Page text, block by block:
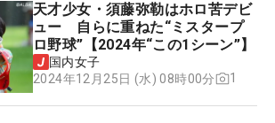
天才少女・須藤弥勒はホロ苦デビ
ュー 自らに重ねた“ミスタープ
ロ野球”【2024年“この1シーン”】
国内女子
2024年12月25日 (水) 08時00分
1